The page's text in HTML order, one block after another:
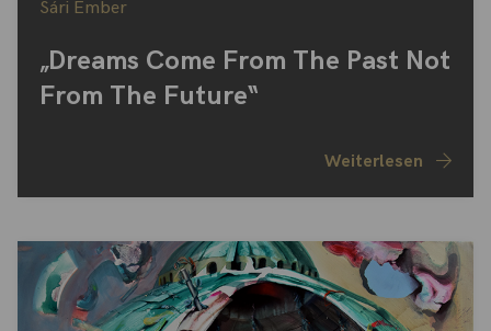
Sári Ember
„Dreams Come From The Past Not
From The Future“
Weiterlesen